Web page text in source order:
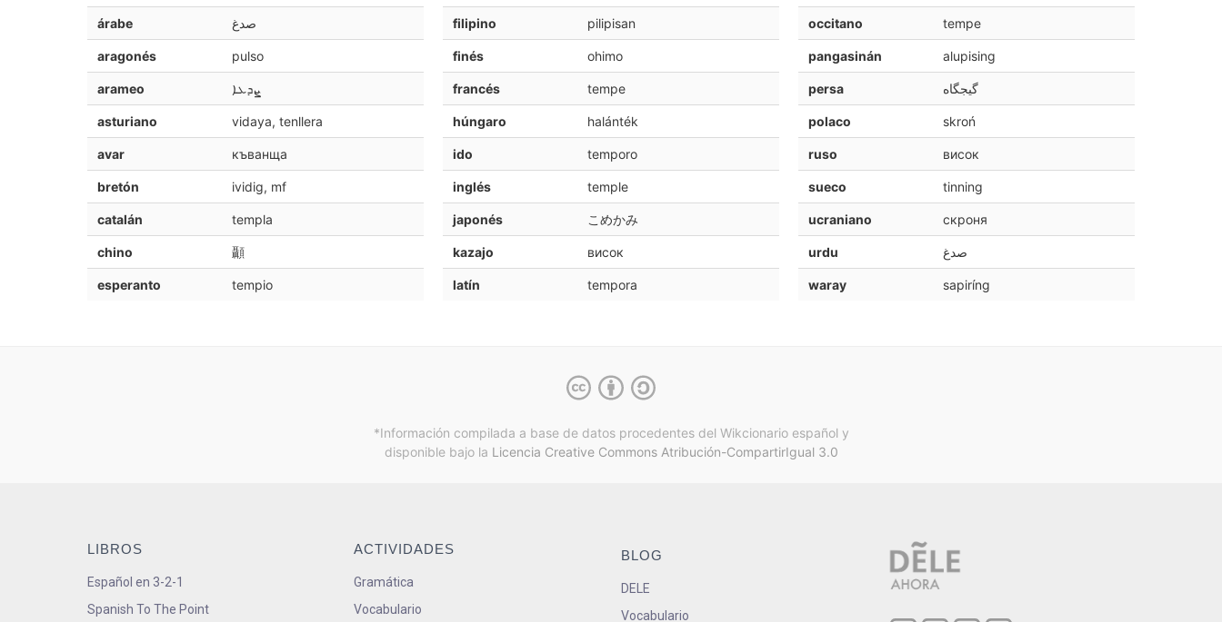
árabe صدغ
aragonés pulso
arameo ܨܕܥܐ
asturiano vidaya, tenllera
avar къванща
bretón ividig, mf
catalán templa
chino 顳
esperanto tempio
filipino pilipisan
finés ohimo
francés tempe
húngaro halánték
ido temporo
inglés temple
japonés こめかみ
kazajo висок
latín tempora
occitano tempe
pangasinán alupising
persa گیجگاه
polaco skroń
ruso висок
sueco tinning
ucraniano скроня
urdu صدغ
waray sapiríng
*Información compilada a base de datos procedentes del Wikcionario español y
disponible bajo la Licencia Creative Commons Atribución-CompartirIgual 3.0
LIBROS
Español en 3-2-1
Spanish To The Point
ACTIVIDADES
Gramática
Vocabulario
BLOG
DELE
Vocabulario